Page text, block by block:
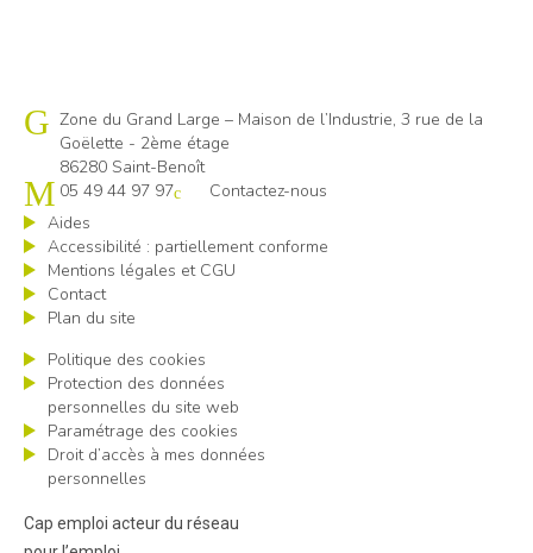
Cap emploi 86
Zone du Grand Large – Maison de l’Industrie, 3 rue de la
Goëlette - 2ème étage
86280 Saint-Benoît
05 49 44 97 97
Contactez-nous
Aides
Accessibilité : partiellement conforme
Mentions légales et CGU
Contact
Plan du site
Politique des cookies
Protection des données
personnelles du site web
Paramétrage des cookies
Droit d’accès à mes données
personnelles
Cap emploi acteur du réseau